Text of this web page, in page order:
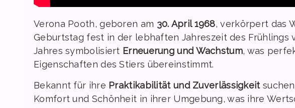
Verona Pooth, geboren am 30. April 1968, verkörpert das
Geburtstag fest in der lebhaften Jahreszeit des Frühlings
Jahres symbolisiert Erneuerung und Wachstum, was
Eigenschaften des Stiers übereinstimmt.
Bekannt für ihre Praktikabilität und Zuverlässigkeit
Komfort und Schönheit in ihrer Umgebung, was ihre